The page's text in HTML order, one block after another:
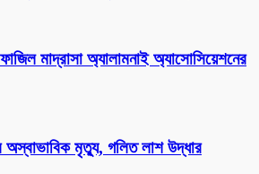
মাদ্রাসা অ্যালামনাই অ্যাসোসিয়েশনের
অস্বাভাবিক মৃত্যু, গলিত লাশ উদ্ধার